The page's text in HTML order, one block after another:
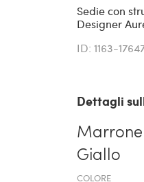
Sedie con
Designer
ID: 1163-
Dettagli
Marrone
Giallo
COLORE